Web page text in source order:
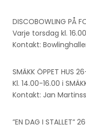
DISCOBOWLING PÅ
Varje torsdag kl.
Kontakt:
SMÄKK ÖPPET HUS
Kl. 14.00-16.00 i
Kontakt: Jan
”EN DAG I